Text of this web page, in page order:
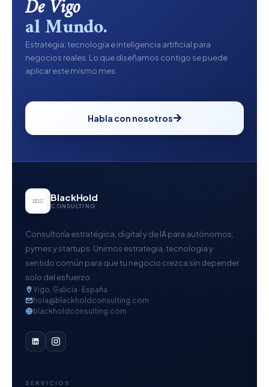
De Vigo
al Mundo.
Estrategia, tecnología e inteligencia artificial para
negocios reales. Lo que diseñamos contigo se puede
aplicar este mismo mes.
Habla con nosotros
BlackHold
CONSULTING
Consultoría estratégica, digital y de IA para autónomos,
pymes y startups. Unimos estrategia, tecnología y
sentido común para que tu negocio crezca sin depender
solo del esfuerzo.
Vigo, Galicia · España
hola@blackholdconsulting.com
blackholdconsulting.com
SERVICIOS